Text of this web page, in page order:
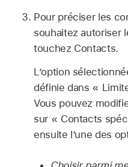
Pour préciser les
souhaitez autoriser
touchez Contacts.
L’option
définie dans «
Vous pouvez
sur « Contacts
ensuite l’une des